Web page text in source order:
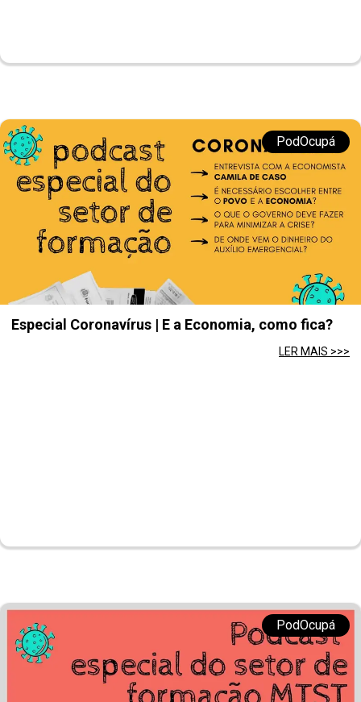
PodOcupá
Especial Coronavírus | E a Economia, como fica?
LER MAIS >>>
PodOcupá